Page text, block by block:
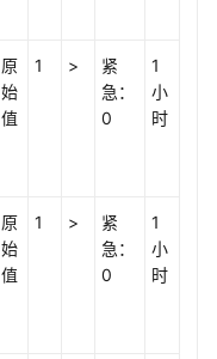
原
始
值
1 >
紧
急：
0
1
小
时
原
始
值
1 >
紧
急：
0
1
小
时